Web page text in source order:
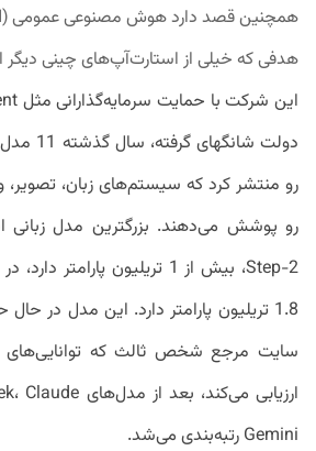
هدفی که خیلی از استارت‌آپ‌های چینی
دولت
رو منتشر کرد که سیستم‌های زبان،
رو پوشش می‌دهند. بزرگترین مدل زبانی
سایت مرجع شخص ثالث که توانایی‌های
Gemini رتبه‌بندی می‌شد.